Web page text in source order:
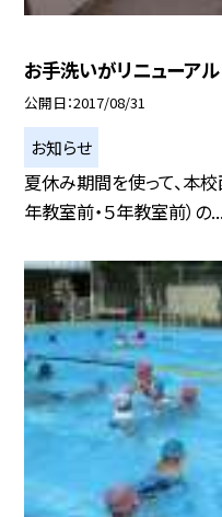
お手洗いがリニューア
公開日 2017/08/31
お知らせ
夏休み期間を使って、本校
年教室前・５年教室前）の...